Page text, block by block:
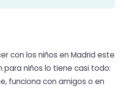
con los niños en Madrid este
para niños lo tiene casi todo:
funciona con amigos o en